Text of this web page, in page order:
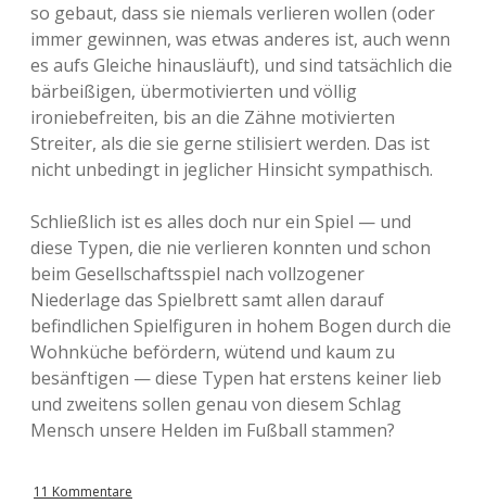
so gebaut, dass sie niemals verlieren wollen (oder
immer gewinnen, was etwas anderes ist, auch wenn
es aufs Gleiche hinausläuft), und sind tatsächlich die
bärbeißigen, übermotivierten und völlig
ironiebefreiten, bis an die Zähne motivierten
Streiter, als die sie gerne stilisiert werden. Das ist
nicht unbedingt in jeglicher Hinsicht sympathisch.
Schließlich ist es alles doch nur ein Spiel — und
diese Typen, die nie verlieren konnten und schon
beim Gesellschaftsspiel nach vollzogener
Niederlage das Spielbrett samt allen darauf
befindlichen Spielfiguren in hohem Bogen durch die
Wohnküche befördern, wütend und kaum zu
besänftigen — diese Typen hat erstens keiner lieb
und zweitens sollen genau von diesem Schlag
Mensch unsere Helden im Fußball stammen?
11 Kommentare